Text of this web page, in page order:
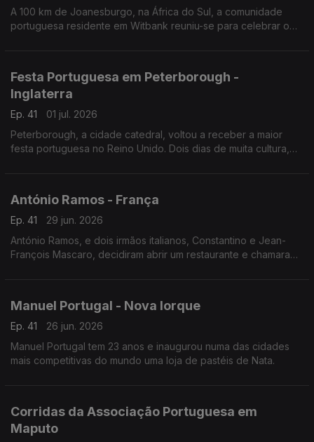
A 100 km de Joanesburgo, na África do Sul, a comunidade
portuguesa residente em Witbank reuniu-se para celebrar o
Festa Portuguesa em Peterborough -
Inglaterra
Ep. 41
01 jul. 2026
Peterborough, a cidade catedral, voltou a receber a maior
festa portuguesa no Reino Unido. Dois dias de muita cultura,
António Ramos - França
Ep. 41
29 jun. 2026
António Ramos, e dois irmãos italianos, Constantino e Jean-
François Mascaro, decidiram abrir um restaurante e chamaram-
Manuel Portugal - Nova Iorque
Ep. 41
26 jun. 2026
Manuel Portugal tem 23 anos e inaugurou numa das cidades
mais competitivas do mundo uma loja de pastéis de Nata.
Corridas da Associação Portuguesa em
Maputo